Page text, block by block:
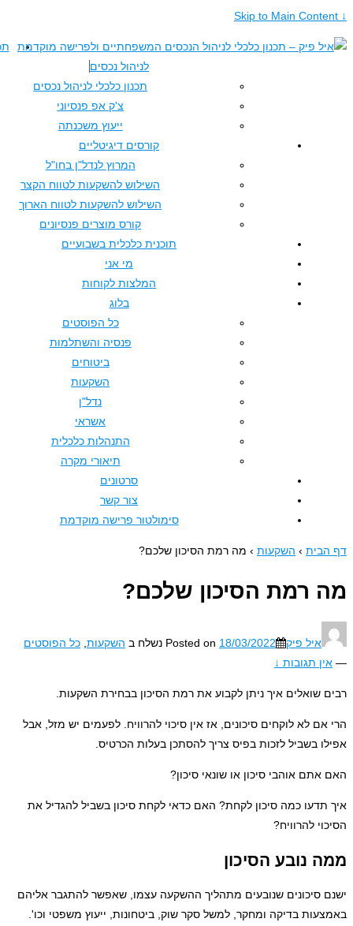
תכנון כלכלי
לניהול נכסים
תכנון כלכלי לניהול נכסים
צ'ק אפ פנסיוני
ייעוץ משכנתה
קורסים דיגיטליים
המרוץ לנדל"ן בחו"ל
השילוש להשקעות לטווח הקצר
השילוש להשקעות לטווח הארוך
קורס מוצרים פנסיונים
תוכנית כלכלית בשבועיים
המלצות לקוחות
כל הפוסטים
פנסיה והשתלמות
התנהלות כלכלית
תיאורי מקרה
סימולטור פרישה מוקדמת
השקעות › מה רמת הסיכון שלכם?
הסיכון שלכם?
Posted on18/03/2022 נשלח בהשקעות ,כל הפוסטים
↓
איך ניתן לקבוע את רמת הסיכון בבחירת השקעות.
לוקחים סיכונים, אז אין סיכוי להרוויח. לפעמים יש מזל, אבל
לזכות בפיס צריך להסתכן בעלות הכרטיס.
סיכון או שונאי סיכון?
סיכון לקחת? האם כדאי לקחת סיכון בשביל להגדיל את
הסיכון
שנובעים מתהליך ההשקעה עצמו, שאפשר להתגבר אליהם
ומחקר, למשל סקר שוק, ביטחונות, ייעוץ משפטי וכו'.